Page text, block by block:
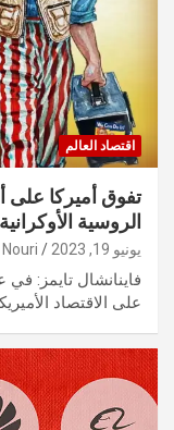
اقتصاد العالم
تفوق أميركا على
الروسية الأوكرانية
يونيو 19, 2023
على الاقتصاد